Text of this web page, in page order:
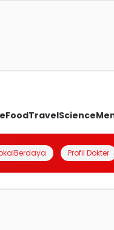
FoodTravelScience
Profil Dokter